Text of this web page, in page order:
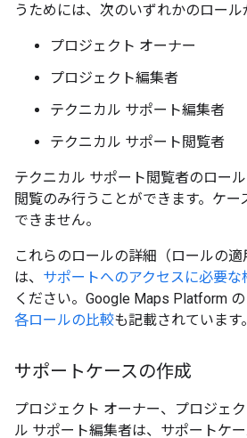
うためには、次のいずれかのロール
プロジェクト オーナー
プロジェクト編集者
テクニカル サポート編集者
テクニカル サポート閲覧者
テクニカル サポート閲覧者のロー
閲覧のみ行うことができます。ケ
できません。
これらのロールの詳細（ロールの
は、 サポートへのアクセスに必要な
ください。Google Maps Platform の
各ロールの比較も記載されています。
サポートケースの作成
プロジェクト オーナー、プロジェ
ル サポート編集者は、サポートケー